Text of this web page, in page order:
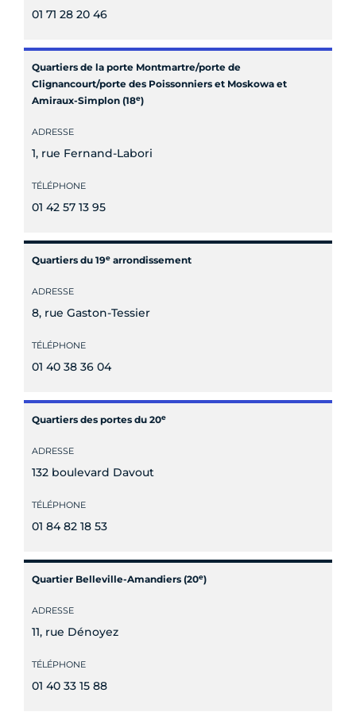
01 71 28 20 46
Quartiers de la porte Montmartre/porte de
Clignancourt/porte des Poissonniers et Moskowa et
Amiraux-Simplon (18e)
ADRESSE
1, rue Fernand-Labori
TÉLÉPHONE
01 42 57 13 95
Quartiers du 19e arrondissement
ADRESSE
8, rue Gaston-Tessier
TÉLÉPHONE
01 40 38 36 04
Quartiers des portes du 20e
ADRESSE
132 boulevard Davout
TÉLÉPHONE
01 84 82 18 53
Quartier Belleville-Amandiers (20e)
ADRESSE
11, rue Dénoyez
TÉLÉPHONE
01 40 33 15 88